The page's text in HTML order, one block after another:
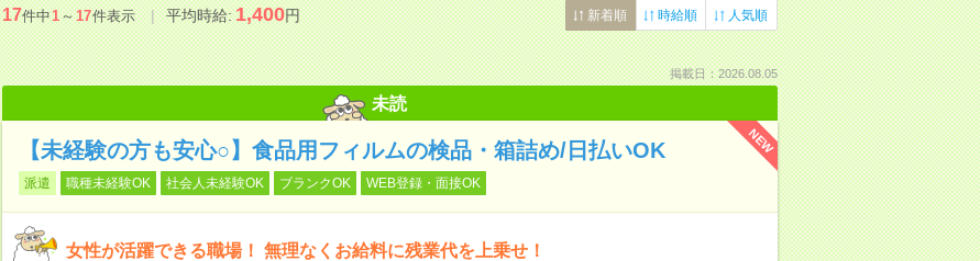
17件中1～17件表示 平均時給:1,400円 新着順 時給順 人気順
掲載日：2026.08.05
未読
NEW
【未経験の方も安心○】食品用フィルムの検品・箱詰め/日払いOK
派遣 職種未経験OK 社会人未経験OK ブランクOK WEB登録・面接OK
女性が活躍できる職場！ 無理なくお給料に残業代を上乗せ！